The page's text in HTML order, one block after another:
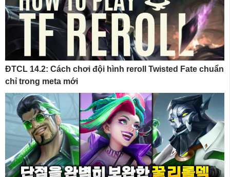
ĐTCL 14.2: Cách chơi đội hình reroll Twisted Fate chuẩn
chỉ trong meta mới